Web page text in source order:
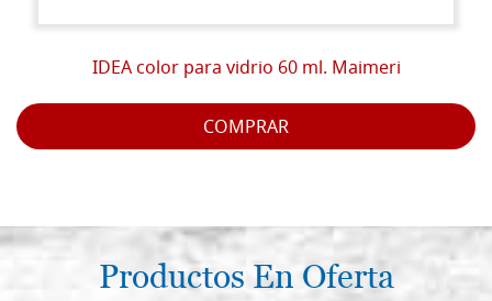
IDEA color para vidrio 60 ml. Maimeri
COMPRAR
Productos En Oferta